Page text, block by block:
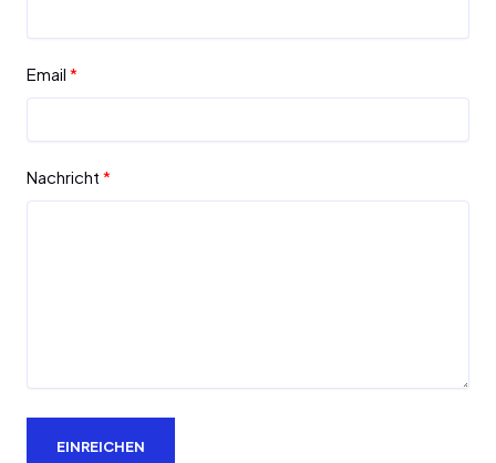
Email
Nachricht
EINREICHEN